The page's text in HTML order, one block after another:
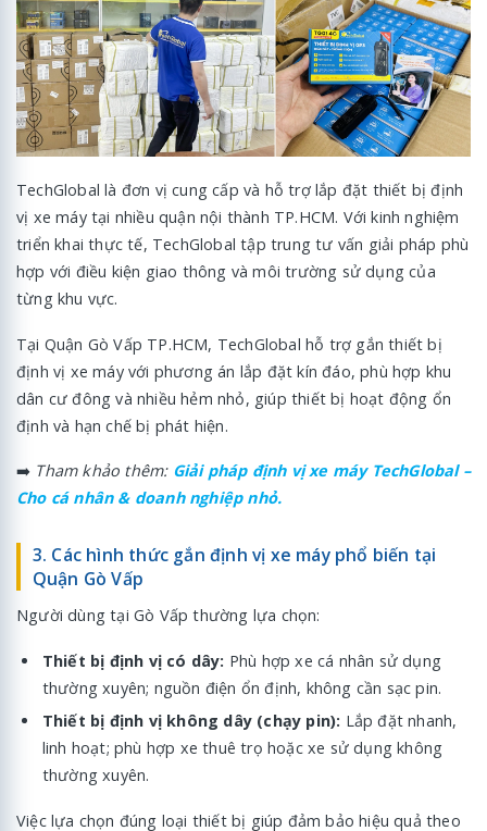
TechGlobal là đơn vị cung cấp và hỗ trợ lắp đặt thiết bị định
vị xe máy tại nhiều quận nội thành TP.HCM. Với kinh nghiệm
triển khai thực tế, TechGlobal tập trung tư vấn giải pháp phù
hợp với điều kiện giao thông và môi trường sử dụng của
từng khu vực.
Tại Quận Gò Vấp TP.HCM, TechGlobal hỗ trợ gắn thiết bị
định vị xe máy với phương án lắp đặt kín đáo, phù hợp khu
dân cư đông và nhiều hẻm nhỏ, giúp thiết bị hoạt động ổn
định và hạn chế bị phát hiện.
➡️ Tham khảo thêm: Giải pháp định vị xe máy TechGlobal –
Cho cá nhân & doanh nghiệp nhỏ.
3. Các hình thức gắn định vị xe máy phổ biến tại
Quận Gò Vấp
Người dùng tại Gò Vấp thường lựa chọn:
Thiết bị định vị có dây: Phù hợp xe cá nhân sử dụng
thường xuyên; nguồn điện ổn định, không cần sạc pin.
Thiết bị định vị không dây (chạy pin): Lắp đặt nhanh,
linh hoạt; phù hợp xe thuê trọ hoặc xe sử dụng không
thường xuyên.
Việc lựa chọn đúng loại thiết bị giúp đảm bảo hiệu quả theo